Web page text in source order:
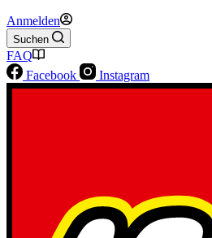
Anmelden
Suchen
FAQ
Facebook
Instagram